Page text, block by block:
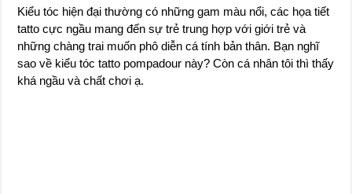
Kiểu tóc hiện đại thường có những gam màu nổi, các họa tiết
tatto cực ngầu mang đến sự trẻ trung hợp với giới trẻ và
những chàng trai muốn phô diễn cá tính bản thân. Bạn nghĩ
sao về kiểu tóc tatto pompadour này? Còn cá nhân tôi thì thấy
khá ngầu và chất chơi ạ.